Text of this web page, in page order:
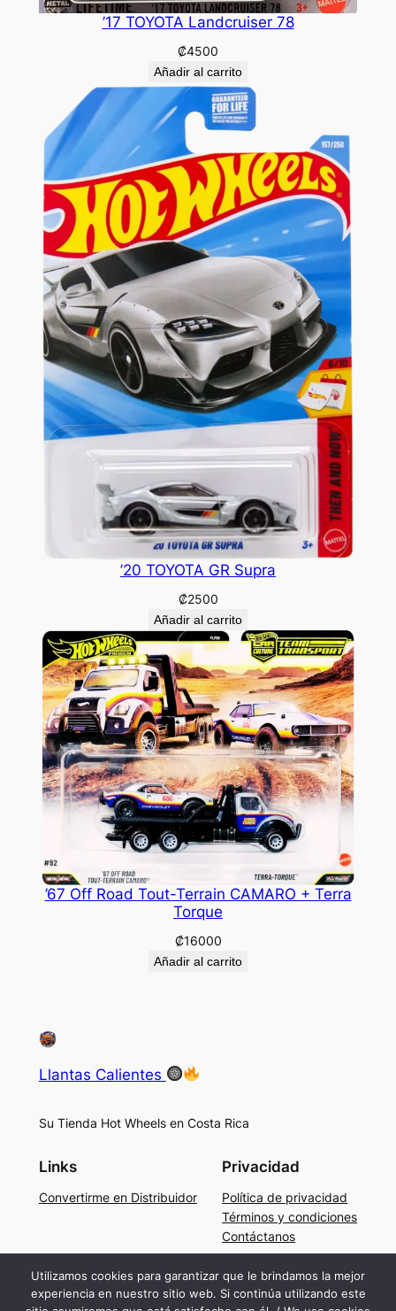
’17 TOYOTA Landcruiser 78
₡4500
Añadir al carrito
’20 TOYOTA GR Supra
₡2500
Añadir al carrito
’67 Off Road Tout-Terrain CAMARO + Terra
Torque
₡16000
Añadir al carrito
Llantas Calientes
Su Tienda Hot Wheels en Costa Rica
Links
Convertirme en Distribuidor
Privacidad
Política de privacidad
Términos y condiciones
Contáctanos
Social
Facebook
Utilizamos cookies para garantizar que le brindamos la mejor
experiencia en nuestro sitio web. Si continúa utilizando este